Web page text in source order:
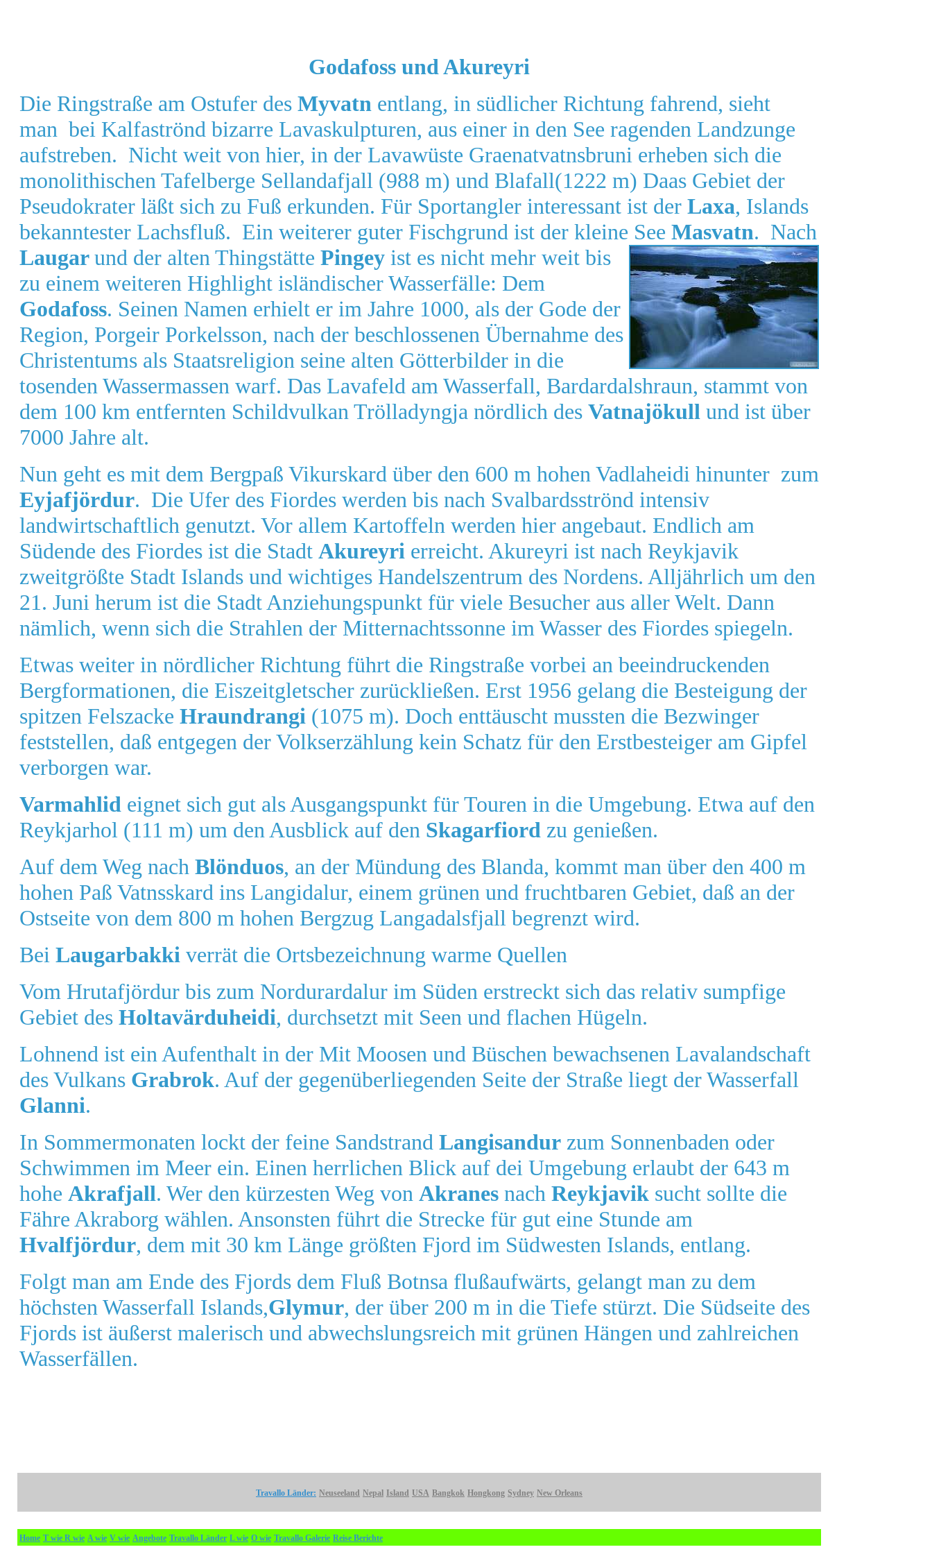
Godafoss und Akureyri
Die Ringstraße am Ostufer des Myvatn entlang, in südlicher Richtung fahrend, sieht
man bei Kalfaströnd bizarre Lavaskulpturen, aus einer in den See ragenden Landzunge
aufstreben. Nicht weit von hier, in der Lavawüste Graenatvatnsbruni erheben sich die
monolithischen Tafelberge Sellandafjall (988 m) und Blafall(1222 m) Daas Gebiet der
Pseudokrater läßt sich zu Fuß erkunden. Für Sportangler interessant ist der Laxa, Islands
bekanntester Lachsfluß. Ein weiterer guter Fischgrund ist der kleine See Masvatn. Nach
Laugarund der alten Thingstätte Pingey ist es nicht mehr weit bis
zu einem weiteren Highlight isländischer Wasserfälle: Dem
Godafoss. Seinen Namen erhielt er im Jahre 1000, als der Gode der
Region, Porgeir Porkelsson, nach der beschlossenen Übernahme des
Christentums als Staatsreligion seine alten Götterbilder in die
tosenden Wassermassen warf. Das Lavafeld am Wasserfall, Bardardalshraun, stammt von
dem 100 km entfernten Schildvulkan Trölladyngja nördlich des Vatnajökull und ist über
7000 Jahre alt.
Nun geht es mit dem Bergpaß Vikurskard über den 600 m hohen Vadlaheidi hinunter zum
Eyjafjördur. Die Ufer des Fiordes werden bis nach Svalbardsströnd intensiv
landwirtschaftlich genutzt. Vor allem Kartoffeln werden hier angebaut. Endlich am
Südende des Fiordes ist die Stadt Akureyri erreicht. Akureyri ist nach Reykjavik
zweitgrößte Stadt Islands und wichtiges Handelszentrum des Nordens. Alljährlich um den
21. Juni herum ist die Stadt Anziehungspunkt für viele Besucher aus aller Welt. Dann
nämlich, wenn sich die Strahlen der Mitternachtssonne im Wasser des Fiordes spiegeln.
Etwas weiter in nördlicher Richtung führt die Ringstraße vorbei an beeindruckenden
Bergformationen, die Eiszeitgletscher zurückließen. Erst 1956 gelang die Besteigung der
spitzen Felszacke Hraundrangi (1075 m). Doch enttäuscht mussten die Bezwinger
feststellen, daß entgegen der Volkserzählung kein Schatz für den Erstbesteiger am Gipfel
verborgen war.
Varmahlid eignet sich gut als Ausgangspunkt für Touren in die Umgebung. Etwa auf den
Reykjarhol (111 m) um den Ausblick auf den Skagarfiord zu genießen.
Auf dem Weg nach Blönduos, an der Mündung des Blanda, kommt man über den 400 m
hohen Paß Vatnsskard ins Langidalur, einem grünen und fruchtbaren Gebiet, daß an der
Ostseite von dem 800 m hohen Bergzug Langadalsfjall begrenzt wird.
Bei Laugarbakki verrät die Ortsbezeichnung warme Quellen
Vom Hrutafjördur bis zum Nordurardalur im Süden erstreckt sich das relativ sumpfige
Gebiet des Holtavärduheidi, durchsetzt mit Seen und flachen Hügeln.
Lohnend ist ein Aufenthalt in der Mit Moosen und Büschen bewachsenen Lavalandschaft
des Vulkans Grabrok. Auf der gegenüberliegenden Seite der Straße liegt der Wasserfall
Glanni.
In Sommermonaten lockt der feine Sandstrand Langisandur zum Sonnenbaden oder
Schwimmen im Meer ein. Einen herrlichen Blick auf dei Umgebung erlaubt der 643 m
hohe Akrafjall. Wer den kürzesten Weg von Akranes nach Reykjavik sucht sollte die
Fähre Akraborg wählen. Ansonsten führt die Strecke für gut eine Stunde am
Hvalfjördur, dem mit 30 km Länge größten Fjord im Südwesten Islands, entlang.
Folgt man am Ende des Fjords dem Fluß Botnsa flußaufwärts, gelangt man zu dem
höchsten Wasserfall Islands,Glymur, der über 200 m in die Tiefe stürzt. Die Südseite des
Fjords ist äußerst malerisch und abwechslungsreich mit grünen Hängen und zahlreichen
Wasserfällen.
Travallo Länder: Neuseeland Nepal Island USA Bangkok Hongkong Sydney New Orleans
Home T wie R wie A wie V wie Angebote Travallo Länder L wie O wie Travallo Galerie Reise Berichte